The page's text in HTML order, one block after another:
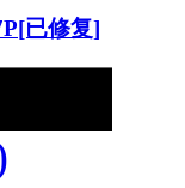
已修复]